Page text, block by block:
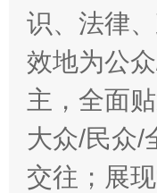
识、法律
效地为公
主，全面
大众/民众/
交往；展